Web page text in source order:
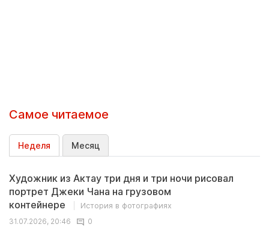
Самое читаемое
Неделя Месяц
Художник из Актау три дня и три ночи рисовал
портрет Джеки Чана на грузовом
контейнере
История в фотографиях
31.07.2026, 20:46
0